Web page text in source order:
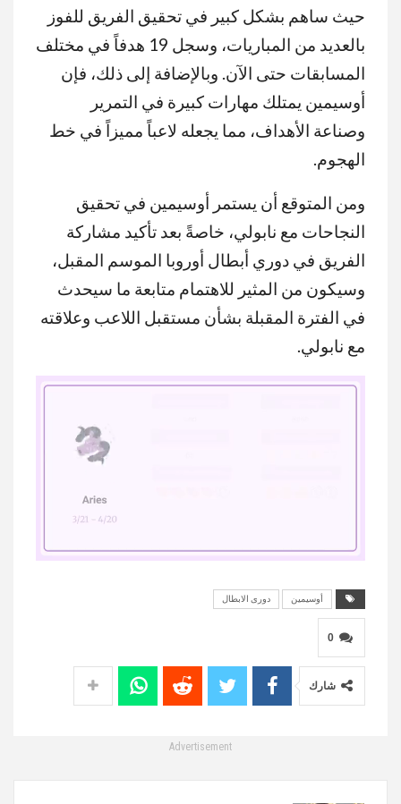
حيث ساهم بشكل كبير في تحقيق الفريق للفوز
بالعديد من المباريات، وسجل 19 هدفاً في مختلف
المسابقات حتى الآن. وبالإضافة إلى ذلك، فإن
أوسيمين يمتلك مهارات كبيرة في التمرير
وصناعة الأهداف، مما يجعله لاعباً مميزاً في خط
الهجوم.
ومن المتوقع أن يستمر أوسيمين في تحقيق
النجاحات مع نابولي، خاصةً بعد تأكيد مشاركة
الفريق في دوري أبطال أوروبا الموسم المقبل،
وسيكون من المثير للاهتمام متابعة ما سيحدث
في الفترة المقبلة بشأن مستقبل اللاعب وعلاقته
مع نابولي.
MUTE
أوسيمين دورى الابطال
0
شارك
Advertisement